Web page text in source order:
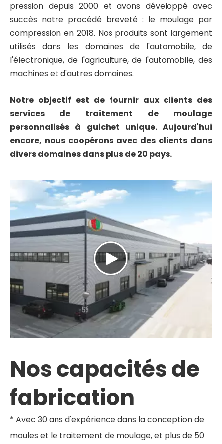
pression depuis 2000 et avons développé avec
succès notre procédé breveté : le moulage par
compression en 2018. Nos produits sont largement
utilisés dans les domaines de l'automobile, de
l'électronique, de l'agriculture, de l'automobile, des
machines et d'autres domaines.
Notre objectif est de fournir aux clients des
services de traitement de moulage
personnalisés à guichet unique. Aujourd'hui
encore, nous coopérons avec des clients dans
divers domaines dans plus de 20 pays.
Nos capacités de
fabrication
* Avec 30 ans d'expérience dans la conception de
moules et le traitement de moulage, et plus de 50